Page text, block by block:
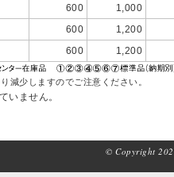
600
1,000
600
1,200
600 1,200
減少しますのでご注意ください。
いません。
© Copyright